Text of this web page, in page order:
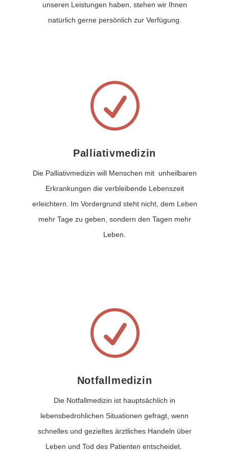
unseren Leistungen haben, stehen wir Ihnen
natürlich gerne persönlich zur Verfügung.
R
Palliativmedizin
Die Palliativmedizin will Menschen mit unheilbaren
Erkrankungen die verbleibende Lebenszeit
erleichtern. Im Vordergrund steht nicht, dem Leben
mehr Tage zu geben, sondern den Tagen mehr
Leben.
R
Notfallmedizin
Die Notfallmedizin ist hauptsächlich in
lebensbedrohlichen Situationen gefragt, wenn
schnelles und gezieltes ärztliches Handeln über
Leben und Tod des Patienten entscheidet.